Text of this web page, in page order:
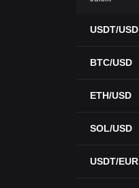
USDT/USD
BTC/USD
ETH/USD
SOL/USD
USDT/EUR